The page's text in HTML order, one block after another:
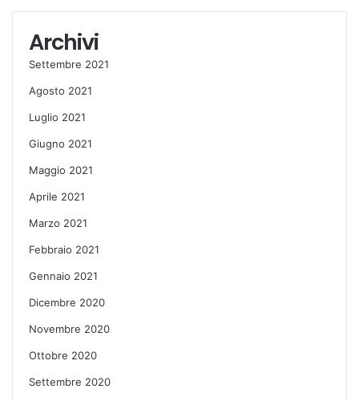
Archivi
Settembre 2021
Agosto 2021
Luglio 2021
Giugno 2021
Maggio 2021
Aprile 2021
Marzo 2021
Febbraio 2021
Gennaio 2021
Dicembre 2020
Novembre 2020
Ottobre 2020
Settembre 2020